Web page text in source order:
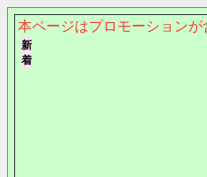
本ページはプロモーションが